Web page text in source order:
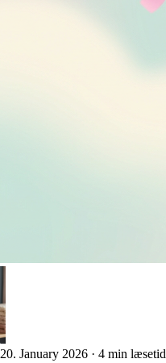
20. January 2026 · 4 min læsetid